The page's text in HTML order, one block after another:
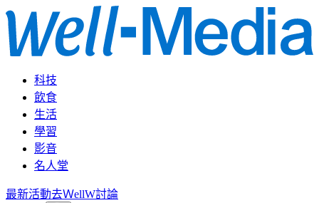
科技
飲食
生活
學習
影音
名人堂
最新活動去ＷellW討論